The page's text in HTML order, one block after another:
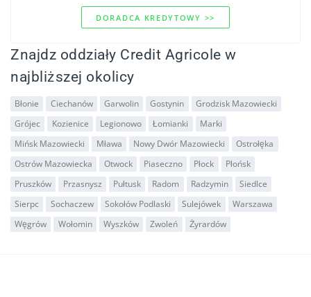
DORADCA KREDYTOWY >>
Znajdz oddziały Credit Agricole w
najbliższej okolicy
Błonie Ciechanów Garwolin Gostynin
Grodzisk Mazowiecki
Grójec
Kozienice Legionowo Łomianki
Marki
Mińsk Mazowiecki
Mława Nowy Dwór Mazowiecki
Ostrołęka
Ostrów Mazowiecka
Otwock Piaseczno Płock
Płońsk
Pruszków
Przasnysz Pułtusk Radom Radzymin
Siedlce
Sierpc
Sochaczew Sokołów Podlaski Sulejówek
Warszawa
Węgrów
Wołomin Wyszków Zwoleń Żyrardów